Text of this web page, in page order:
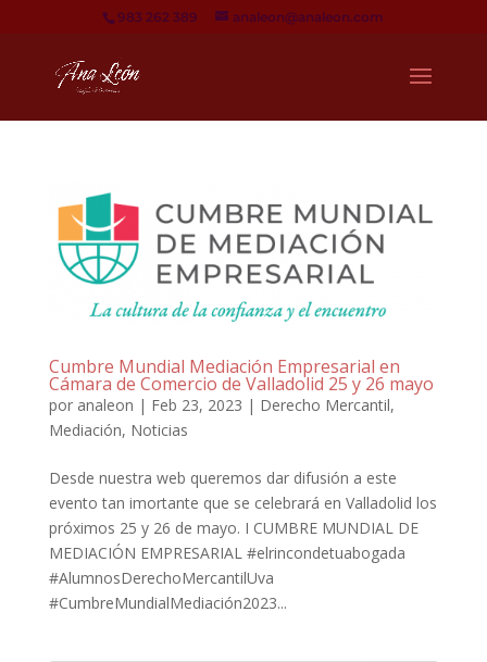
983 262 389 analeon@analeon.com
Cumbre Mundial Mediación Empresarial en
Cámara de Comercio de Valladolid 25 y 26 mayo
por analeon | Feb 23, 2023 | Derecho Mercantil,
Mediación, Noticias
Desde nuestra web queremos dar difusión a este
evento tan imortante que se celebrará en Valladolid los
próximos 25 y 26 de mayo. I CUMBRE MUNDIAL DE
MEDIACIÓN EMPRESARIAL #elrincondetuabogada
#AlumnosDerechoMercantilUva
#CumbreMundialMediación2023...